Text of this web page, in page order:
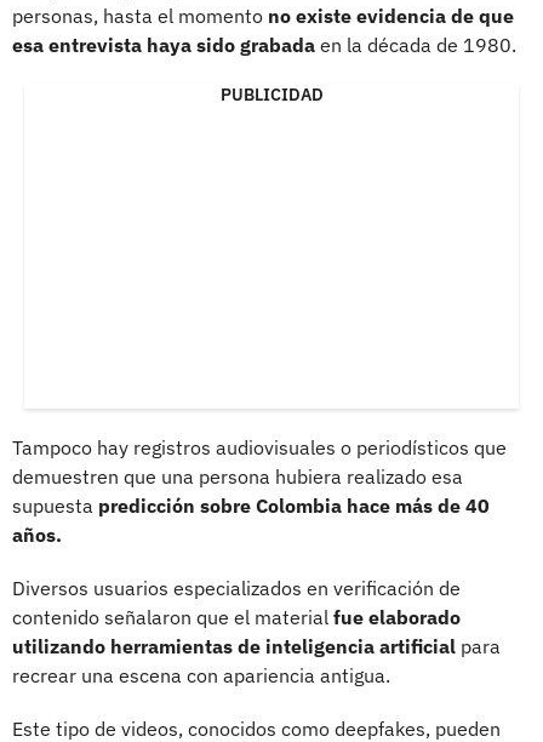
personas, hasta el momento no existe evidencia de que
esa entrevista haya sido grabada en la década de 1980.
PUBLICIDAD
Tampoco hay registros audiovisuales o periodísticos que
demuestren que una persona hubiera realizado esa
supuesta predicción sobre Colombia hace más de 40
años.
Diversos usuarios especializados en verificación de
contenido señalaron que el material fue elaborado
utilizando herramientas de inteligencia artificial para
recrear una escena con apariencia antigua.
Este tipo de videos, conocidos como deepfakes, pueden